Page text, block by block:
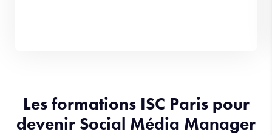
Les formations ISC Paris pour
devenir Social Média Manager